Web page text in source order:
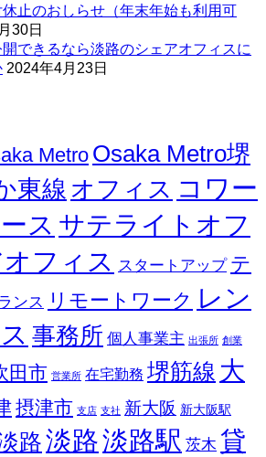
止のおしらせ（年末年始も利用可
30日
できるなら淡路のシェアオフィスに
2024年4月23日
Metro Osaka Metro堺
東線 オフィス コワー
ス サテライトオフ
フィス スタートアップ テ
ンス リモートワーク レン
事務所 個人事業主 出張所 創業
田市 営業所 在宅勤務 堺筋線 大
摂津市 支店 支社 新大阪 新大阪駅
路淡路淡路駅 茨木 貸